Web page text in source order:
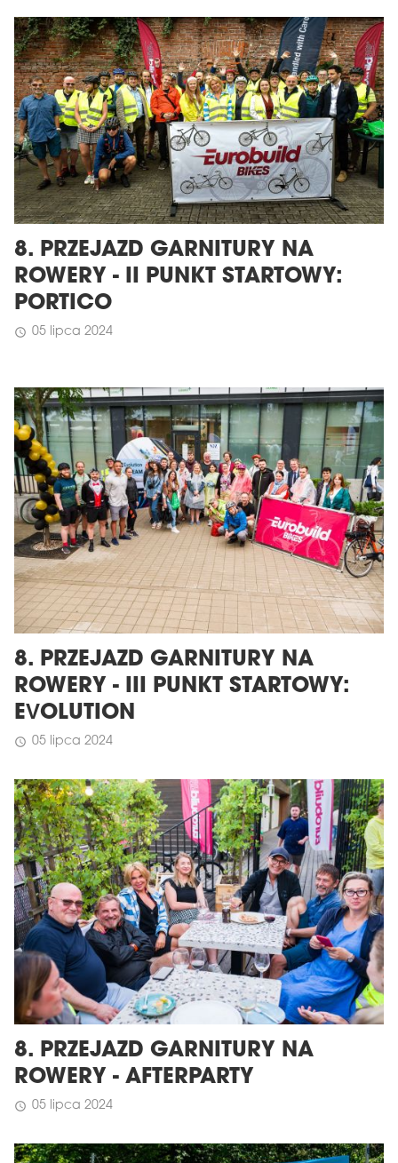
8. PRZEJAZD GARNITURY NA
ROWERY - II PUNKT STARTOWY:
PORTICO
schedule 05 lipca 2024
8. PRZEJAZD GARNITURY NA
ROWERY - III PUNKT STARTOWY:
EVOLUTION
schedule 05 lipca 2024
8. PRZEJAZD GARNITURY NA
ROWERY - AFTERPARTY
schedule 05 lipca 2024